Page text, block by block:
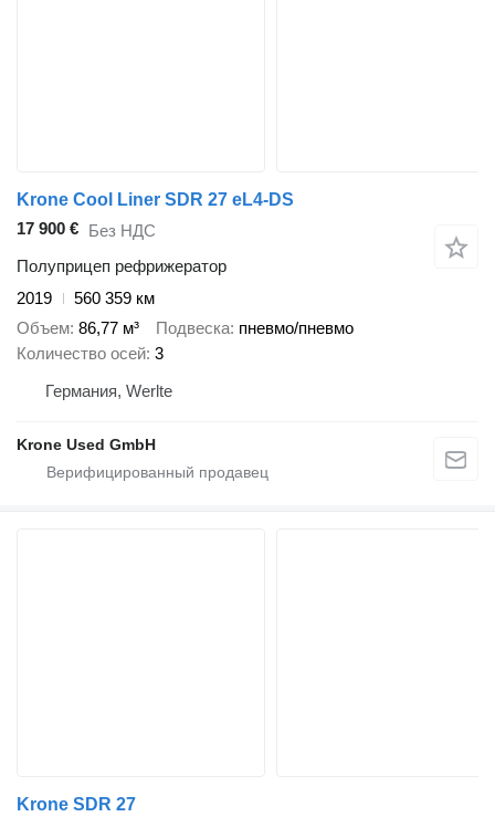
Krone Cool Liner SDR 27 eL4-DS
17 900 € Без НДС
Полуприцеп рефрижератор
2019
560 359 км
Объем 86,77 м³ Подвеска пневмо/пневмо
Количество осей 3
Германия, Werlte
Krone Used GmbH
Krone SDR 27